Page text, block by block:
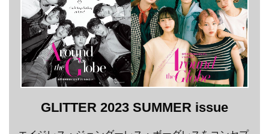
GLITTER 2023 SUMMER issue